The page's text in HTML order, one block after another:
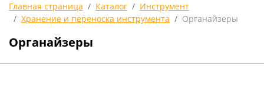
Главная страница Каталог
Инструмент
Хранение и переноска инструмента
Органайзеры
Органайзеры